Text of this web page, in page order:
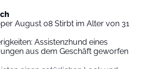
August 08 Stirbt im Alter von 31
Assistenzhund eines
aus dem Geschäft geworfen